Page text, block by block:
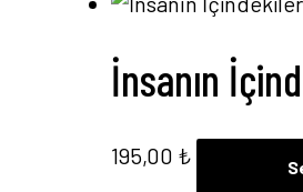
İnsanın
195,00 ₺